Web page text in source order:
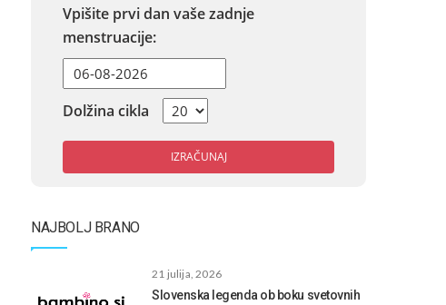
Vpišite prvi dan vaše zadnje
menstruacije:
Dolžina cikla
IZRAČUNAJ
NAJBOLJ BRANO
21 julija, 2026
Slovenska legenda ob boku svetovnih